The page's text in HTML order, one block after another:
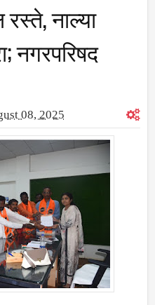
नाल्या
नगरपरिषद
08, 2025